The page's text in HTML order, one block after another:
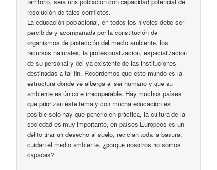
territorio, será una población con capacidad potencial de
resolución de tales conflictos.
La educación poblacional, en todos los niveles debe ser
percibida y acompañada por la constitución de
organismos de protección del medio ambiente, los
recursos naturales, la profesionalización, especialización
de su personal y del ya existente de las instituciones
destinadas a tal fin. Recordemos que este mundo es la
estructura donde se alberga el ser humano y que su
ambiente es único e irrecuperable. Hay muchos países
que priorizan este tema y con mucha educación es
posible solo hay que ponerlo en práctica, la cultura de la
sociedad es muy importante, en países Europeos es un
delito tirar un desecho al suelo, reciclan toda la basura,
cuidan el medio ambiente, ¿porque nosotros no somos
capaces?